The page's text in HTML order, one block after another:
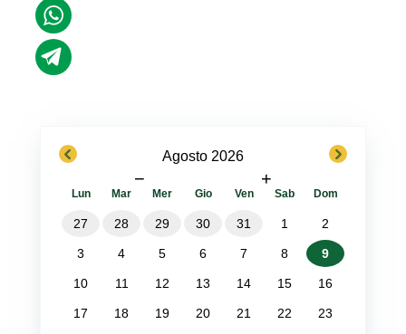
previous Agosto 2026
− +
next
Lun Mar Mer Gio Ven Sab Dom
27 28 29 30 31 1 2
3 4 5 6 7 8 9
10 11 12 13 14 15 16
17 18 19 20 21 22 23